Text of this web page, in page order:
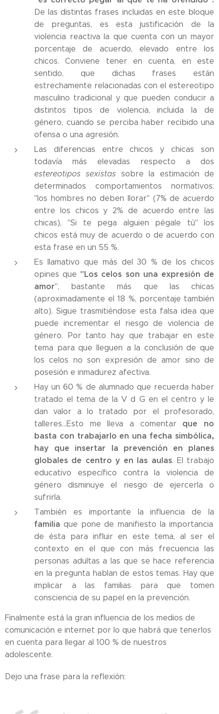
De las distintas frases incluidas en este bloque
de preguntas, es esta justificación de la
violencia reactiva la que cuenta con un mayor
porcentaje de acuerdo, elevado entre los
chicos. Conviene tener en cuenta, en este
sentido, que dichas frases están
estrechamente relacionadas con el estereotipo
masculino tradicional y que pueden conducir a
distintos tipos de violencia, incluida la de
género, cuando se perciba haber recibido una
ofensa o una agresión.
Las diferencias entre chicos y chicas son
todavía más elevadas respecto a dos
estereotipos sexistas sobre la estimación de
determinados comportamientos normativos:
"los hombres no deben llorar" (7% de acuerdo
entre los chicos y 2% de acuerdo entre las
chicas), "Si te pega alguien pégale tú" los
chicos está muy de acuerdo o de acuerdo con
esta frase en un 55 %.
Es llamativo que más del 30 % de los chicos
opines que "Los celos son una expresión de
amor", bastante más que las chicas
(aproximadamente el 18 %, porcentaje también
alto). Sigue trasmitiéndose esta falsa idea que
puede incrementar el riesgo de violencia de
género. Por tanto hay que trabajar en este
tema para que lleguen a la conclusión de que
los celos no son expresión de amor sino de
posesión e inmadurez afectiva.
Hay un 60 % de alumnado que recuerda haber
tratado el tema de la V d G en el centro y le
dan valor a lo tratado por el profesorado,
talleres...Esto me lleva a comentar que no
basta con trabajarlo en una fecha simbólica,
hay que insertar la prevención en planes
globales de centro y en las aulas. El trabajo
educativo específico contra la violencia de
género disminuye el riesgo de ejercerla o
sufrirla.
También es importante la influencia de la
familia que pone de manifiesto la importancia
de ésta para influir en este tema, al ser el
contexto en el que con más frecuencia las
personas adultas a las que se hace referencia
en la pregunta hablan de estos temas. Hay que
implicar a las familias para que tomen
consciencia de su papel en la prevención.
Finalmente está la gran influencia de los medios de
comunicación e internet por lo que habrá que tenerlos
en cuenta para llegar al 100 % de nuestros
adolescente.
Dejo una frase para la reflexión: